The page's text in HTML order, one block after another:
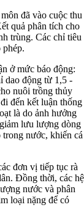
đã vào cuộc thu
quả phân tích cho
trùng. Các chỉ tiêu
ở mức báo động:
dao động từ 1,5 -
nuôi trồng thủy
đến kết luận thống
là do ảnh hưởng
lưu lượng dòng
nước, khiến cá
đơn vị tiếp tục rà
Đồng thời, các hệ
nước và phân
loại nặng để có